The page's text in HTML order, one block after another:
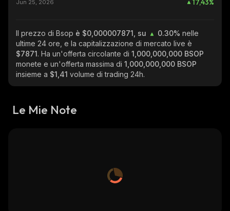
Jun 25, 2026 17,43%
Il prezzo di Bsop è $0,000007871, su 0.30% nelle
ultime 24 ore, e la capitalizzazione di mercato live è
$7871. Ha un'offerta circolante di 1,000,000,000 BSOP
monete e un'offerta massima di 1,000,000,000 BSOP
insieme a $1,41 volume di trading 24h.
Le Mie Note